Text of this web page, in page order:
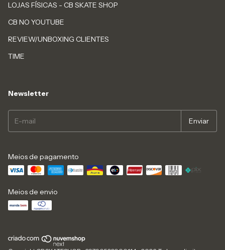
LOJAS FÍSICAS - CB SKATE SHOP
CB NO YOUTUBE
REVIEW/UNBOXING CLIENTES
TIME
Newsletter
Meios de pagamento
Meios de envio